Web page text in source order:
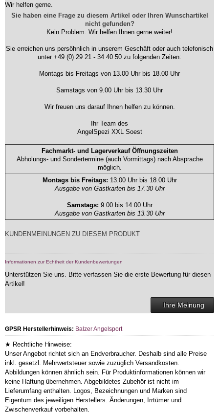
Wir helfen gerne.
Sie haben eine Frage zu diesem Artikel oder Ihren Wunschartikel
nicht gefunden?
Kein Problem. Wir helfen Ihnen gerne weiter!
Sie erreichen uns persöhnlich in unserem Geschäft oder auch telefonisch
unter +49 (0) 29 21 - 34 40 50 zu folgenden Zeiten:
Montags bis Freitags von 13.00 Uhr bis 18.00 Uhr
Samstags von 9.00 Uhr bis 13.30 Uhr
Wir freuen uns darauf Ihnen helfen zu können.
Ihr Team des
AngelSpezi XXL Soest
Fachmarkt- und Lagerverkauf Öffnungszeiten
Abholungs- und Sondertermine (auch Vormittags) nach Absprache
möglich.
Montags bis Freitags: 13.00 Uhr bis 18.00 Uhr
Ausgabe von Gastkarten bis 17.30 Uhr
Samstags: 9.00 bis 14.00 Uhr
Ausgabe von Gastkarten bis 13.30 Uhr
KUNDENMEINUNGEN ZU DIESEM PRODUKT
Informationen zur Echtheit der Kundenbewertungen
Unterstützen Sie uns. Bitte verfassen Sie die erste Bewertung für diesen
Artikel!
Ihre Meinung
GPSR Herstellerhinweis: Balzer Angelsport
★ Rechtliche Hinweise:
Unser Angebot richtet sich an Endverbraucher. Deshalb sind alle Preise
inkl. gesetzl. Mehrwertsteuer sowie zuzüglich Versandkosten.
Abbildungen können ähnlich sein. Für Produktinformationen können wir
keine Haftung übernehmen. Abgebildetes Zubehör ist nicht im
Lieferumfang enthalten. Logos, Bezeichnungen und Marken sind
Eigentum des jeweiligen Herstellers. Änderungen, Irrtümer und
Zwischenverkauf vorbehalten.